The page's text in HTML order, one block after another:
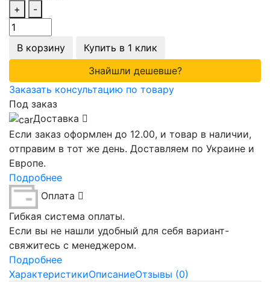
+
-
В корзину
Купить в 1 клик
Знайшли дешевше?
Заказать консультацию по товару
Под заказ
Доставка
Если заказ оформлен до 12.00, и товар в наличии,
отправим в тот же день. Доставляем по Украине и
Европе.
Подробнее
Оплата
Гибкая система оплаты.
Если вы не нашли удобный для себя вариант-
свяжитесь с менеджером.
Подробнее
ХарактеристикиОписаниеОтзывы (0)